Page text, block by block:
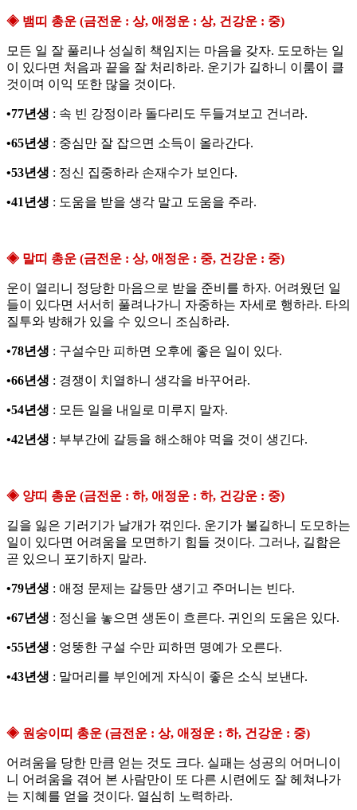
◈ 뱀띠 총운 (금전운 : 상, 애정운 : 상, 건강운 : 중)
모든 일 잘 풀리나 성실히 책임지는 마음을 갖자. 도모하는 일
이 있다면 처음과 끝을 잘 처리하라. 운기가 길하니 이룸이 클
것이며 이익 또한 많을 것이다.
•77년생 : 속 빈 강정이라 돌다리도 두들겨보고 건너라.
•65년생 : 중심만 잘 잡으면 소득이 올라간다.
•53년생 : 정신 집중하라 손재수가 보인다.
•41년생 : 도움을 받을 생각 말고 도움을 주라.
◈ 말띠 총운 (금전운 : 상, 애정운 : 중, 건강운 : 중)
운이 열리니 정당한 마음으로 받을 준비를 하자. 어려웠던 일
들이 있다면 서서히 풀려나가니 자중하는 자세로 행하라. 타의
질투와 방해가 있을 수 있으니 조심하라.
•78년생 : 구설수만 피하면 오후에 좋은 일이 있다.
•66년생 : 경쟁이 치열하니 생각을 바꾸어라.
•54년생 : 모든 일을 내일로 미루지 말자.
•42년생 : 부부간에 갈등을 해소해야 먹을 것이 생긴다.
◈ 양띠 총운 (금전운 : 하, 애정운 : 하, 건강운 : 중)
길을 잃은 기러기가 날개가 꺾인다. 운기가 불길하니 도모하는
일이 있다면 어려움을 모면하기 힘들 것이다. 그러나, 길함은
곧 있으니 포기하지 말라.
•79년생 : 애정 문제는 갈등만 생기고 주머니는 빈다.
•67년생 : 정신을 놓으면 생돈이 흐른다. 귀인의 도움은 있다.
•55년생 : 엉뚱한 구설 수만 피하면 명예가 오른다.
•43년생 : 말머리를 부인에게 자식이 좋은 소식 보낸다.
◈ 원숭이띠 총운 (금전운 : 상, 애정운 : 하, 건강운 : 중)
어려움을 당한 만큼 얻는 것도 크다. 실패는 성공의 어머니이
니 어려움을 겪어 본 사람만이 또 다른 시련에도 잘 헤쳐나가
는 지혜를 얻을 것이다. 열심히 노력하라.